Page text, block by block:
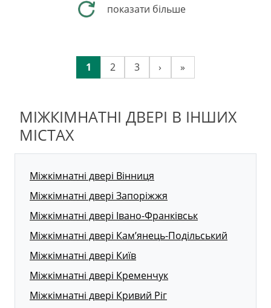
показати більше
1 2 3 › »
МІЖКІМНАТНІ ДВЕРІ В ІНШИХ
МІСТАХ
Міжкімнатні двері Вінниця
Міжкімнатні двері Запоріжжя
Міжкімнатні двері Івано-Франківськ
Міжкімнатні двері Кам’янець-Подільський
Міжкімнатні двері Київ
Міжкімнатні двері Кременчук
Міжкімнатні двері Кривий Ріг